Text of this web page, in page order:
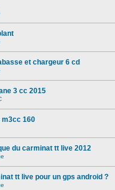
et chargeur 6 cd
3 cc 2015
m3cc 160
du carminat tt live 2012
tt live pour un gps android ?